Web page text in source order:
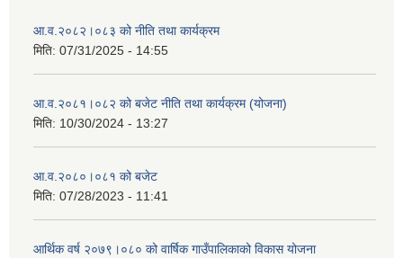
आ.व.२०८२।०८३ को नीति तथा कार्यक्रम
मिति: 07/31/2025 - 14:55
आ.व.२०८१।०८२ को बजेट नीति तथा कार्यक्रम (योजना)
मिति: 10/30/2024 - 13:27
आ.व.२०८०।०८१ को बजेट
मिति: 07/28/2023 - 11:41
आर्थिक वर्ष २०७९।०८० को वार्षिक गाउँपालिकाको विकास योजना